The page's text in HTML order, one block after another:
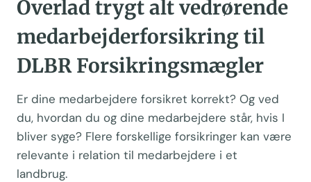
Overlad trygt alt vedrørende
medarbejderforsikring til
DLBR Forsikringsmægler
Er dine medarbejdere forsikret korrekt? Og ved
du, hvordan du og dine medarbejdere står, hvis I
bliver syge? Flere forskellige forsikringer kan være
relevante i relation til medarbejdere i et
landbrug.